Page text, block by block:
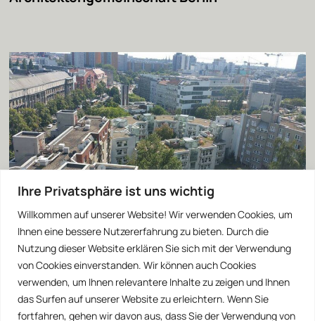
Ihre Privatsphäre ist uns wichtig
Willkommen auf unserer Website! Wir verwenden Cookies, um
Ihnen eine bessere Nutzererfahrung zu bieten. Durch die
Nutzung dieser Website erklären Sie sich mit der Verwendung
von Cookies einverstanden. Wir können auch Cookies
verwenden, um Ihnen relevantere Inhalte zu zeigen und Ihnen
das Surfen auf unserer Website zu erleichtern. Wenn Sie
fortfahren, gehen wir davon aus, dass Sie der Verwendung von